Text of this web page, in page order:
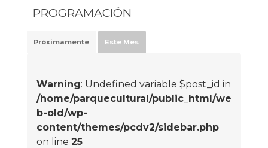
PROGRAMACIÓN
Próximamente Este Mes
Warning: Undefined variable $post_id in
/home/parquecultural/public_html/we
b-old/wp-
content/themes/pcdv2/sidebar.php
on line 25